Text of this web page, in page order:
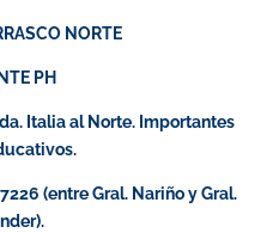
NORTE
PH
Italia al Norte. Importantes
(entre Gral. Nariño y Gral.